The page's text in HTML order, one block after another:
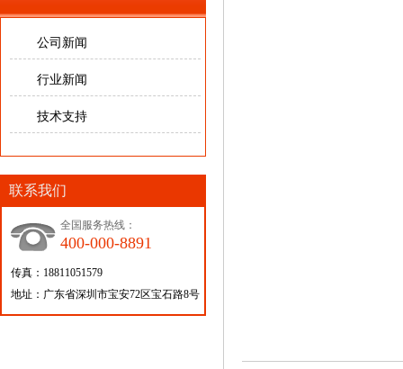
公司新闻
行业新闻
技术支持
联系我们
全国服务热线：
400-000-8891
传真：18811051579
地址：广东省深圳市宝安72区宝石路8号